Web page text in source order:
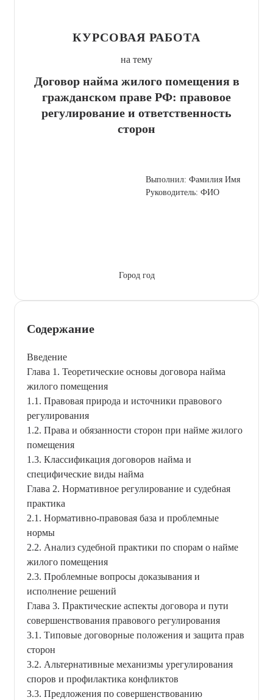
КУРСОВАЯ РАБОТА
на тему
Договор найма жилого помещения в
гражданском праве РФ: правовое
регулирование и ответственность
сторон
Выполнил: Фамилия Имя
Руководитель: ФИО
Город год
Содержание
Введение
Глава 1. Теоретические основы договора найма
жилого помещения
1.1. Правовая природа и источники правового
регулирования
1.2. Права и обязанности сторон при найме жилого
помещения
1.3. Классификация договоров найма и
специфические виды найма
Глава 2. Нормативное регулирование и судебная
практика
2.1. Нормативно-правовая база и проблемные
нормы
2.2. Анализ судебной практики по спорам о найме
жилого помещения
2.3. Проблемные вопросы доказывания и
исполнение решений
Глава 3. Практические аспекты договора и пути
совершенствования правового регулирования
3.1. Типовые договорные положения и защита прав
сторон
3.2. Альтернативные механизмы урегулирования
споров и профилактика конфликтов
3.3. Предложения по совершенствованию